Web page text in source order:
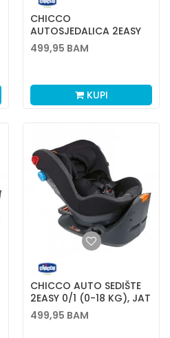
CHICCO
AUTOSJEDALICA 2EASY
GR. 0+/1 (0-18 KG)
SILVER
499,95 BAM
KUPI
CHICCO AUTO SEDIŠTE
2EASY 0/1 (0-18 KG), JAT
BLACK
499,95 BAM